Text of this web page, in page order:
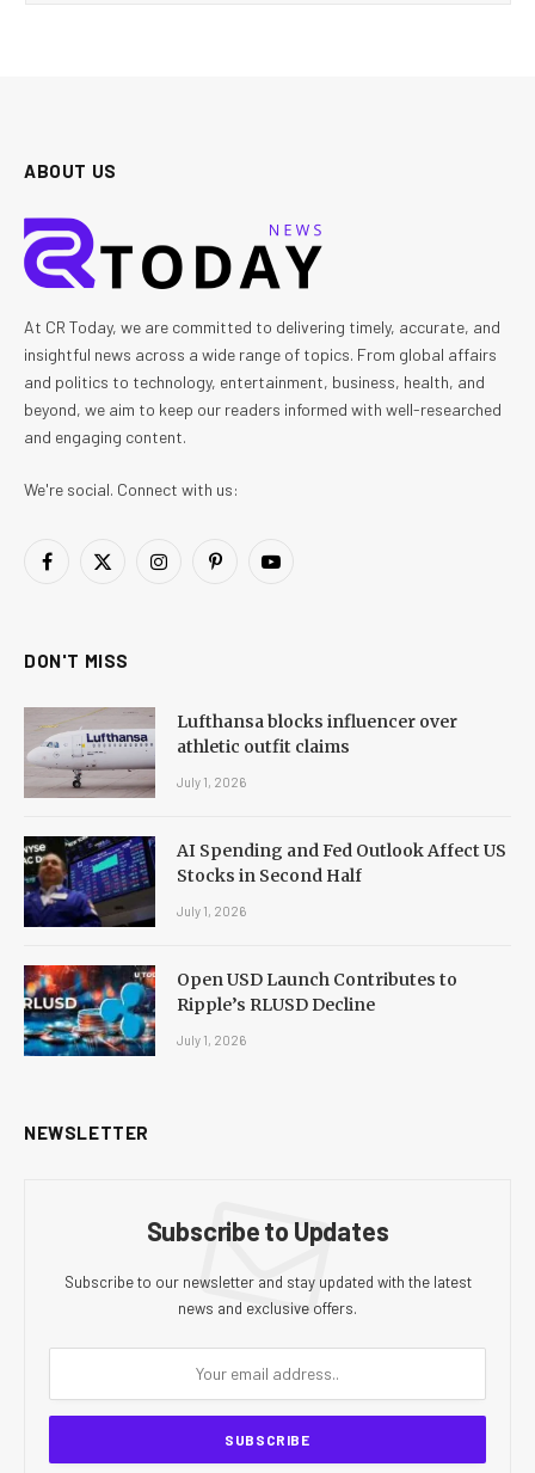
ABOUT US
At CR Today, we are committed to delivering timely, accurate, and
insightful news across a wide range of topics. From global affairs
and politics to technology, entertainment, business, health, and
beyond, we aim to keep our readers informed with well-researched
and engaging content.
We're social. Connect with us:
Facebook
X
InstagramPinterestYouTube
DON'T MISS
Lufthansa blocks influencer over
athletic outfit claims
July 1, 2026
AI Spending and Fed Outlook Affect US
Stocks in Second Half
July 1, 2026
Open USD Launch Contributes to
Ripple’s RLUSD Decline
July 1, 2026
NEWSLETTER
Subscribe to Updates
Subscribe to our newsletter and stay updated with the latest
news and exclusive offers.